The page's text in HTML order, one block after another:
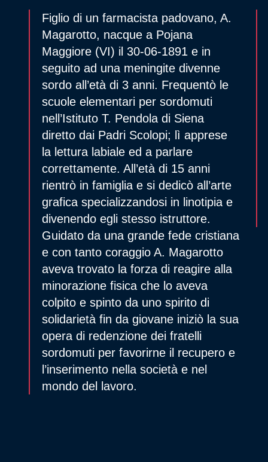
Figlio di un farmacista padovano, A.
Magarotto, nacque a Pojana
Maggiore (VI) il 30-06-1891 e in
seguito ad una meningite divenne
sordo all’età di 3 anni. Frequentò le
scuole elementari per sordomuti
nell’Istituto T. Pendola di Siena
diretto dai Padri Scolopi; lì apprese
la lettura labiale ed a parlare
correttamente. All’età di 15 anni
rientrò in famiglia e si dedicò all’arte
grafica specializzandosi in linotipia e
divenendo egli stesso istruttore.
Guidato da una grande fede cristiana
e con tanto coraggio A. Magarotto
aveva trovato la forza di reagire alla
minorazione fisica che lo aveva
colpito e spinto da uno spirito di
solidarietà fin da giovane iniziò la sua
opera di redenzione dei fratelli
sordomuti per favorirne il recupero e
l’inserimento nella società e nel
mondo del lavoro.